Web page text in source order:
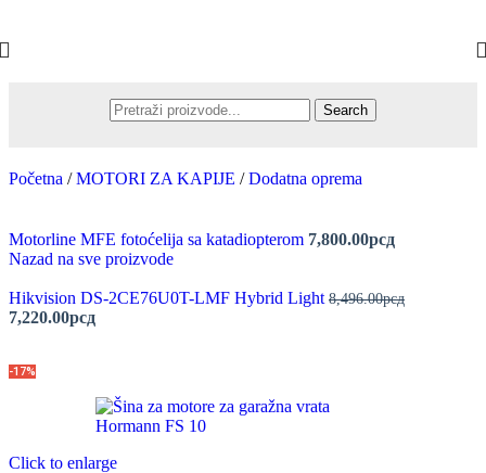
Search
Početna / MOTORI ZA KAPIJE / Dodatna oprema
Motorline MFE fotoćelija sa katadiopterom 7,800.00рсд
Nazad na sve proizvode
Hikvision DS-2CE76U0T-LMF Hybrid Light 8,496.00рсд
7,220.00рсд
-17%
Click to enlarge